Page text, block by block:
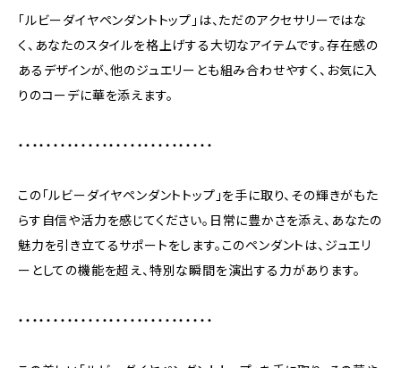
「ルビーダイヤペンダントトップ」は、ただのアクセサリーではな
く、あなたのスタイルを格上げする大切なアイテムです。存在感の
あるデザインが、他のジュエリーとも組み合わせやすく、お気に入
りのコーデに華を添えます。
・・・・・・・・・・・・・・・・・・・・・・・・・・・・
この「ルビーダイヤペンダントトップ」を手に取り、その輝きがもた
らす自信や活力を感じてください。日常に豊かさを添え、あなたの
魅力を引き立てるサポートをします。このペンダントは、ジュエリ
ーとしての機能を超え、特別な瞬間を演出する力があります。
・・・・・・・・・・・・・・・・・・・・・・・・・・・・